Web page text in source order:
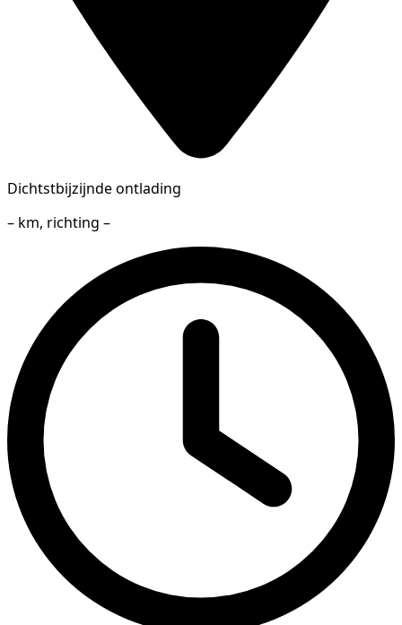
Dichtstbijzijnde ontlading
– km, richting –